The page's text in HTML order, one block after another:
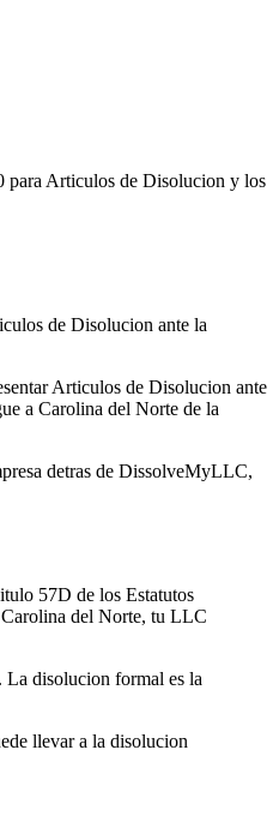
para Articulos de Disolucion y los
de Disolucion ante la
Articulos de Disolucion ante
a Carolina del Norte de la
detras de DissolveMyLLC,
57D de los Estatutos
Carolina del Norte, tu LLC
La disolucion formal es la
llevar a la disolucion